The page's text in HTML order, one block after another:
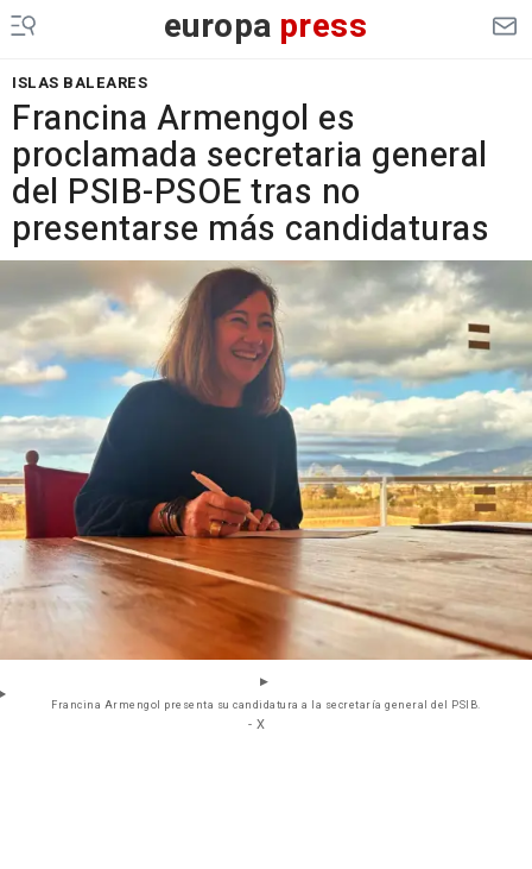
europa press
ISLAS BALEARES
Francina Armengol es
proclamada secretaria general
del PSIB-PSOE tras no
presentarse más candidaturas
Francina Armengol presenta su candidatura a la secretaría general del PSIB.
- X